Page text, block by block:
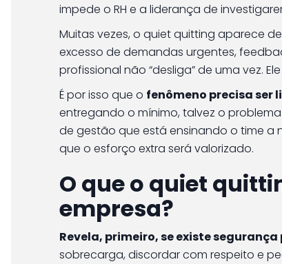
impede o RH e a liderança de
Muitas vezes, o quiet quitting aparece
excesso de demandas urgentes,
profissional não “desliga” de uma vez.
É por isso que o fenômeno precisa ser
entregando o mínimo, talvez o
de gestão que está ensinando o time a
que o esforço extra será valorizado.
O que o quiet
empresa?
Revela, primeiro, se existe
sobrecarga, discordar com respeito e